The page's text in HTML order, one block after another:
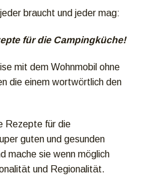
braucht und jeder mag:
für die Campingküche!
mit dem Wohnmobil ohne
die einem wortwörtlich den
Rezepte für die
guten und gesunden
mache sie wenn möglich
und Regionalität.